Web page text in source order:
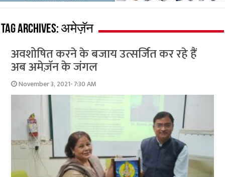
Tag Archives:अमेज़ॅन
अवशोषित करने के बजाय उत्सर्जित कर रहे हैं
अब अमेज़ॅन के जंगल
November 3, 2021- 7:30 AM